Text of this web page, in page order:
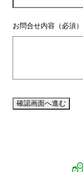
お問合せ内容（必須）